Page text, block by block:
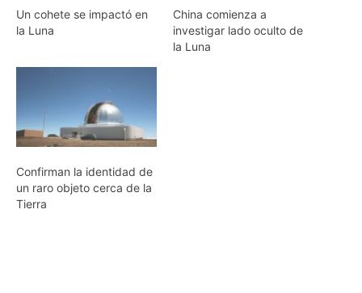
Un cohete se impactó en
la Luna
China comienza a
investigar lado oculto de
la Luna
Confirman la identidad de
un raro objeto cerca de la
Tierra